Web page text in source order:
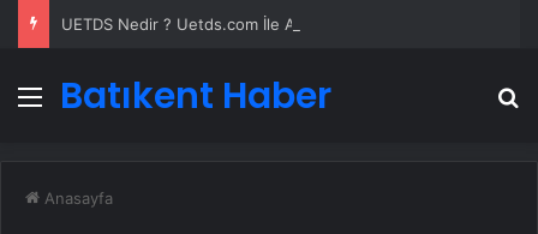
Menü
Batıkent Haber
Anasayfa